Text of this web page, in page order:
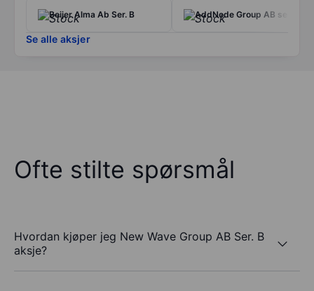
Beijer Alma Ab Ser. B AddNode Group AB ser. B
Se alle aksjer
Ofte stilte spørsmål
Hvordan kjøper jeg New Wave Group AB Ser. B
aksje?